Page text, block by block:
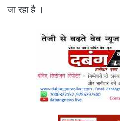
जा रहा है ।